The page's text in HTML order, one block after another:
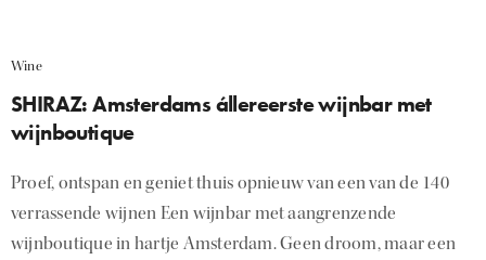
Wine
SHIRAZ: Amsterdams állereerste wijnbar met
wijnboutique
Proef, ontspan en geniet thuis opnieuw van een van de 140
verrassende wijnen Een wijnbar met aangrenzende
wijnboutique in hartje Amsterdam. Geen droom, maar een